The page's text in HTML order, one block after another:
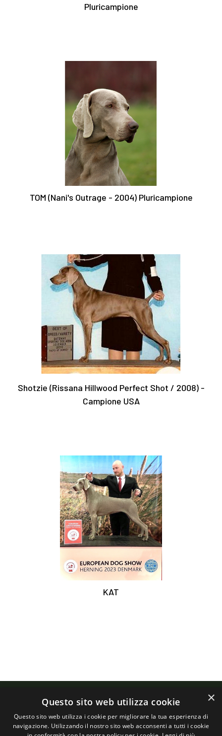
Pluricampione
TOM (Nani's Outrage - 2004) Pluricampione
Shotzie (Rissana Hillwood Perfect Shot / 2008) -
Campione USA
KAT
×
Questo sito web utilizza cookie
Questo sito web utilizza i cookie per migliorare la tua esperienza di
navigazione. Utilizzando il nostro sito web acconsenti a tutti i cookie